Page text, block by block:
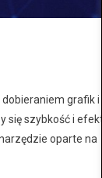
grafik i
się szybkość i efekt
oparte na